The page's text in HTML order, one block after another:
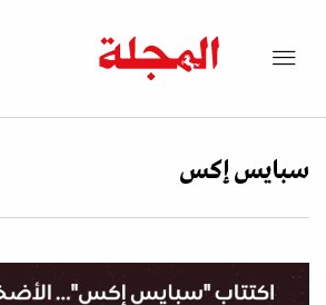
سبايس إكس